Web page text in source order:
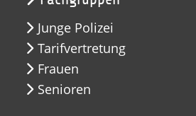
Junge Polizei
Tarifvertretung
Frauen
Senioren